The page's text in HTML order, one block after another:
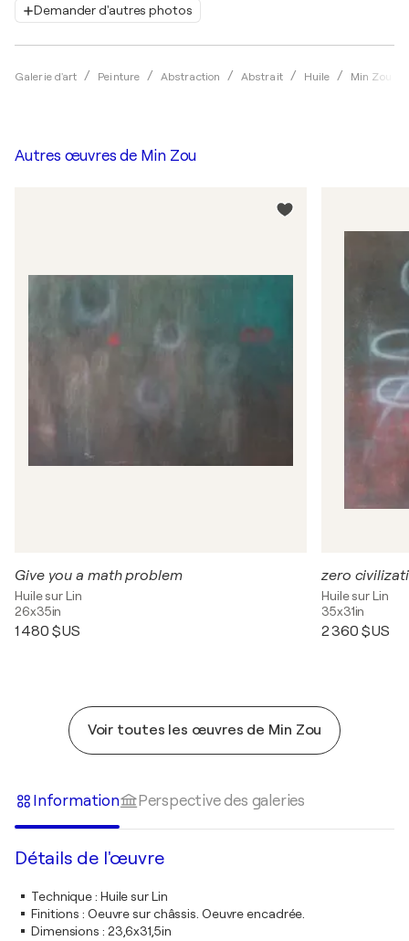
Demander d'autres photos
Galerie d'art Peinture Abstraction Abstrait Huile Min Zou
Autres œuvres de Min Zou
Give you a math problem
Huile sur Lin
26x35in
1 480 $US
zero
Huile sur Lin
35x31in
2 360 $US
Voir toutes les œuvres de Min Zou
Information Perspective des galeries
Détails de l'œuvre
Technique: Huile sur Lin
Finitions : Oeuvre sur châssis. Oeuvre encadrée.
Dimensions : 23,6x31,5in